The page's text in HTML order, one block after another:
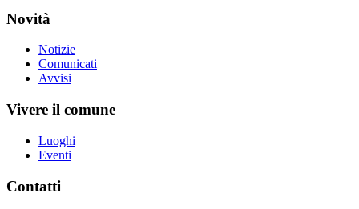
Novità
Notizie
Comunicati
Avvisi
Vivere il comune
Luoghi
Eventi
Contatti